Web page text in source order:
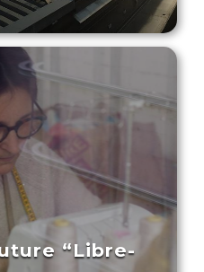
“Libre-